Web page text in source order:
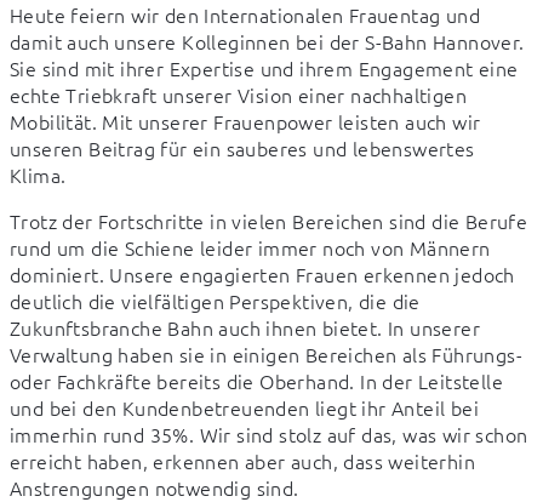
Heute feiern wir den Internationalen Frauentag und
damit auch unsere Kolleginnen bei der S-Bahn Hannover.
Sie sind mit ihrer Expertise und ihrem Engagement eine
echte Triebkraft unserer Vision einer nachhaltigen
Mobilität. Mit unserer Frauenpower leisten auch wir
unseren Beitrag für ein sauberes und lebenswertes
Klima.
Trotz der Fortschritte in vielen Bereichen sind die Berufe
rund um die Schiene leider immer noch von Männern
dominiert. Unsere engagierten Frauen erkennen jedoch
deutlich die vielfältigen Perspektiven, die die
Zukunftsbranche Bahn auch ihnen bietet. In unserer
Verwaltung haben sie in einigen Bereichen als Führungs-
oder Fachkräfte bereits die Oberhand. In der Leitstelle
und bei den Kundenbetreuenden liegt ihr Anteil bei
immerhin rund 35%. Wir sind stolz auf das, was wir schon
erreicht haben, erkennen aber auch, dass weiterhin
Anstrengungen notwendig sind.